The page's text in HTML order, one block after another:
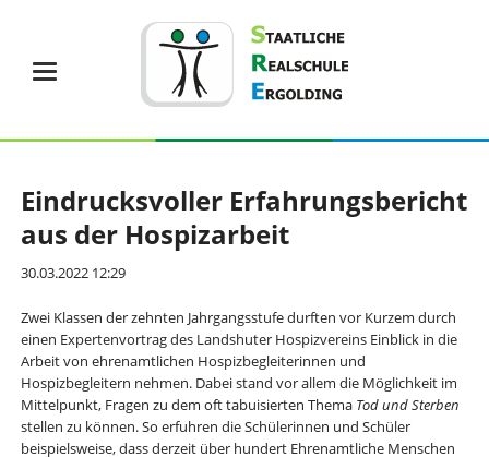
Eindrucksvoller Erfahrungsbericht
aus der Hospizarbeit
30.03.2022 12:29
Zwei Klassen der zehnten Jahrgangsstufe durften vor Kurzem durch
einen Expertenvortrag des Landshuter Hospizvereins Einblick in die
Arbeit von ehrenamtlichen Hospizbegleiterinnen und
Hospizbegleitern nehmen. Dabei stand vor allem die Möglichkeit im
Mittelpunkt, Fragen zu dem oft tabuisierten Thema Tod und Sterben
stellen zu können. So erfuhren die Schülerinnen und Schüler
beispielsweise, dass derzeit über hundert EhrenamtlicheMenschen